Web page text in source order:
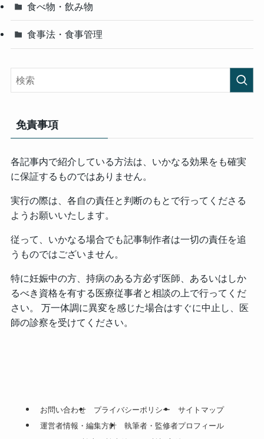
食べ物・飲み物
食事法・食事管理
免責事項
各記事内で紹介している方法は、いかなる効果をも確実
に保証するものではありません。
実行の際は、各自の責任と判断のもとで行ってくださる
ようお願いいたします。
従って、いかなる場合でも記事制作者は一切の責任を追
うものではございません。
特に妊娠中の方、持病のある方必ず医師、あるいはしか
るべき資格を有する医療従事者と相談の上で行ってくだ
さい。 万一体調に異変を感じた場合はすぐに中止し、医
師の診察を受けてください。
お問い合わせ プライバシーポリシー
サイトマップ
運営者情報・編集方針
執筆者・監修者プロフィール